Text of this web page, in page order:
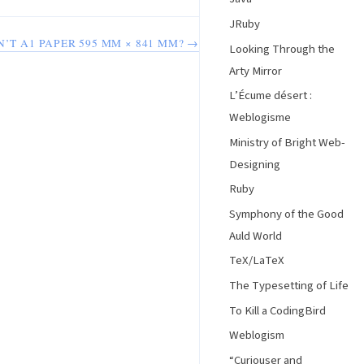
A1 PAPER 595 MM × 841 MM? →
JRuby
Looking Through the
Arty Mirror
L’Écume désert :
Weblogisme
Ministry of Bright Web-
Designing
Ruby
Symphony of the Good
Auld World
TeX/LaTeX
The Typesetting of Life
To Kill a CodingBird
Weblogism
“Curiouser and